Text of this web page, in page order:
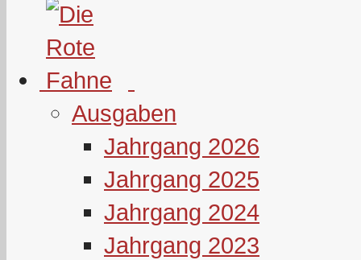
Ausgaben
Jahrgang 2026
Jahrgang 2025
Jahrgang 2024
Jahrgang 2023